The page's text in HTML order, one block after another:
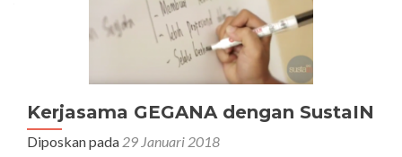
Kerjasama GEGANA dengan SustaIN
Diposkan pada 29 Januari 2018